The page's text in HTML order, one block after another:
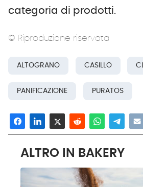
categoria di prodotti.
© Riproduzione riservata
ALTOGRANO CASILLO
PANIFICAZIONE PURATOS
ALTRO IN BAKERY